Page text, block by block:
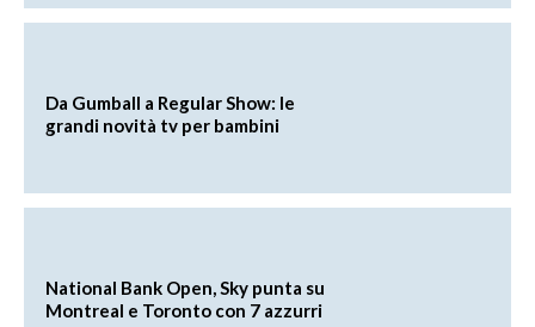
Da Gumball a Regular Show: le
grandi novità tv per bambini
National Bank Open, Sky punta su
Montreal e Toronto con 7 azzurri